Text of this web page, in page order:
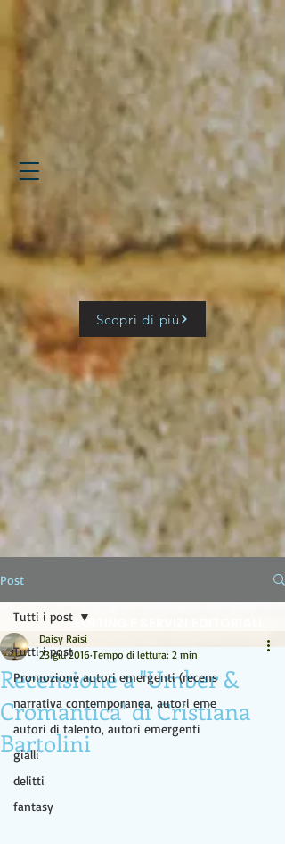
EDITING E SERVIZI EDITORIALI
Scopri di più
Post
Tutti i post
Promozione autori emergenti (recens
narrativa contemporanea, autori eme
autori di talento, autori emergenti
gialli
delitti
fantasy
Tutti i post
Recensione a "Umber &
Cromantica" di Cristiana
Bartolini
Daisy Raisi
23 giu 2016 Tempo di lettura: 2 min